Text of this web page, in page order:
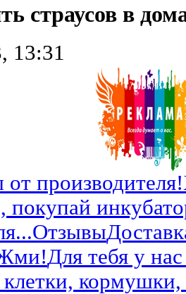
страусов в
13:31
производителя!
покупай
Отзывы
Для тебя у